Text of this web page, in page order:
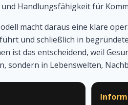
Handlungsfähigkeit für
macht daraus eine klare
und schließlich in
ist das entscheidend, weil
sondern in Lebenswelten,